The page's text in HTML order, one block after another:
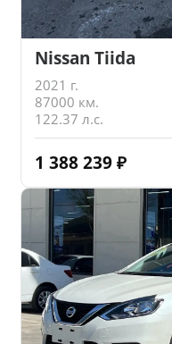
Nissan Tiida
2021 г.
87000 км.
122.37 л.с.
1 388 239 ₽